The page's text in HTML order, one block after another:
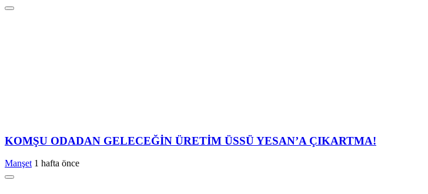
KOMŞU ODADAN GELECEĞİN ÜRETİM ÜSSÜ YESAN’A ÇIKARTMA!
Manşet 1 hafta önce